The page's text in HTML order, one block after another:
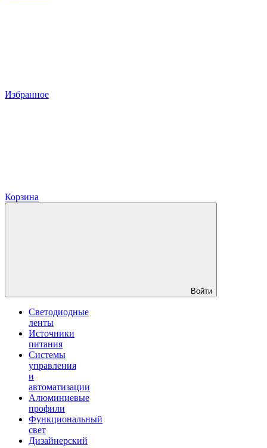
Избранное
Корзина
Войти
Светодиодные
ленты
Источники
питания
Системы
управления
и
автоматизации
Алюминиевые
профили
Функциональный
свет
Дизайнерский